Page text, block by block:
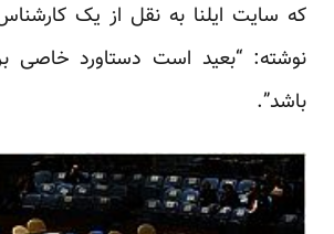
که سایت ایلنا به نقل از یک
نوشته: “بعید است دستاورد خاصی
باشد”.